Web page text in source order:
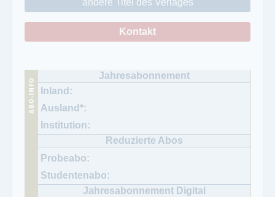
andere Titel des Verlages
Kontakt